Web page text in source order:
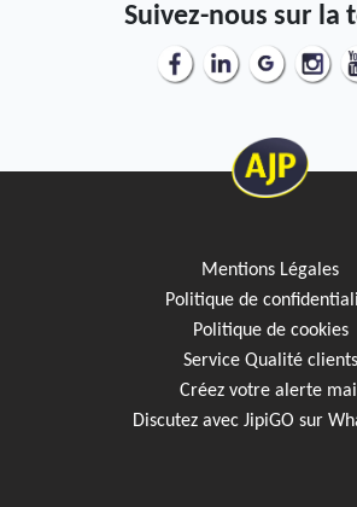
Suivez-nous sur la
Mentions Légales
Politique de
Politique de cookies
Service Qualité clients
Créez votre alerte
Discutez avec JipiGO sur